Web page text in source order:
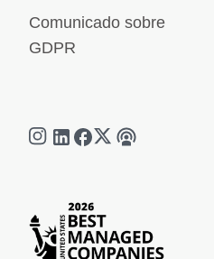
Comunicado sobre
GDPR